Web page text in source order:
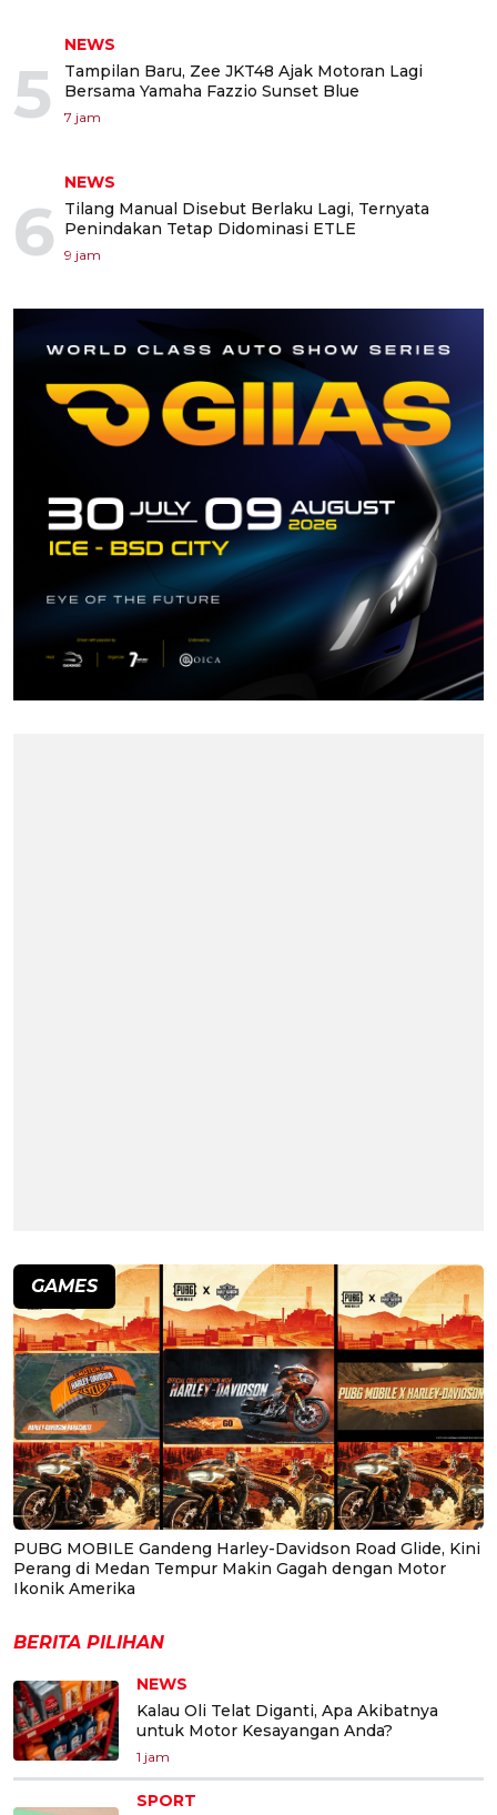
5
NEWS
Tampilan Baru, Zee JKT48 Ajak Motoran Lagi
Bersama Yamaha Fazzio Sunset Blue
7 jam
6
NEWS
Tilang Manual Disebut Berlaku Lagi, Ternyata
Penindakan Tetap Didominasi ETLE
9 jam
GAMES
PUBG MOBILE Gandeng Harley-Davidson Road Glide, Kini
Perang di Medan Tempur Makin Gagah dengan Motor
Ikonik Amerika
BERITA PILIHAN
NEWS
Kalau Oli Telat Diganti, Apa Akibatnya
untuk Motor Kesayangan Anda?
1 jam
SPORT